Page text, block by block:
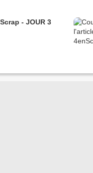
- JOUR 3